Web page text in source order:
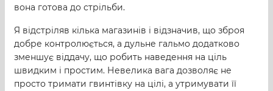
вона готова до стрільби.
Я відстріляв кілька магазинів і відзначив, що зброя
добре контролюється, а дульне гальмо додатково
зменшує віддачу, що робить наведення на ціль
швидким і простим. Невелика вага дозволяє не
просто тримати гвинтівку на цілі, а утримувати її